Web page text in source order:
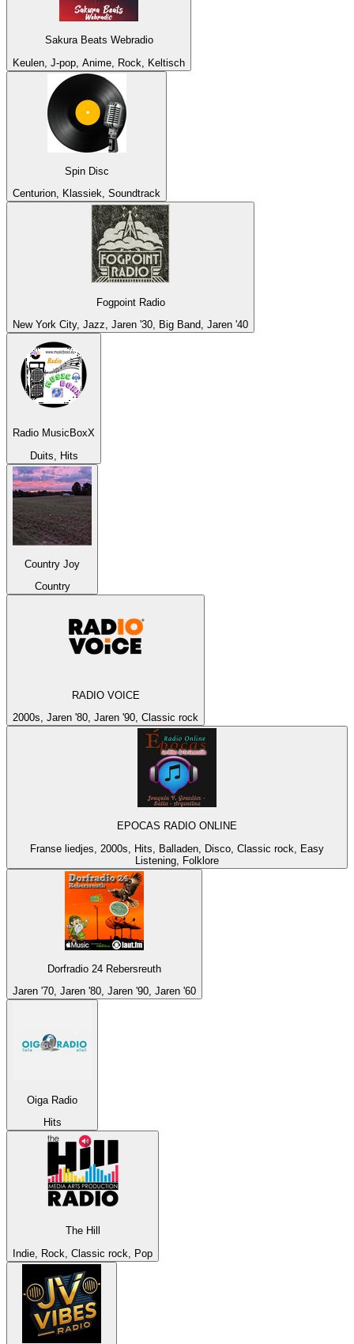
Sakura Beats Webradio
Keulen, J-pop, Anime, Rock, Keltisch
Spin Disc
Centurion, Klassiek, Soundtrack
Fogpoint Radio
New York City, Jazz, Jaren '30, Big Band, Jaren '40
Radio MusicBoxX
Duits, Hits
Country Joy
Country
RADIO VOICE
2000s, Jaren '80, Jaren '90, Classic rock
EPOCAS RADIO ONLINE
Franse liedjes, 2000s, Hits, Balladen, Disco, Classic rock, Easy
Listening, Folklore
Dorfradio 24 Rebersreuth
Jaren '70, Jaren '80, Jaren '90, Jaren '60
Oiga Radio
Hits
The Hill
Indie, Rock, Classic rock, Pop